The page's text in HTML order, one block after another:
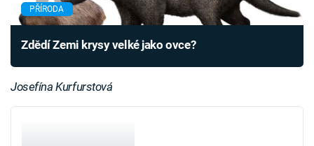
PŘÍRODA
Zdědí Zemi krysy velké jako ovce?
Josefína Kurfurstová